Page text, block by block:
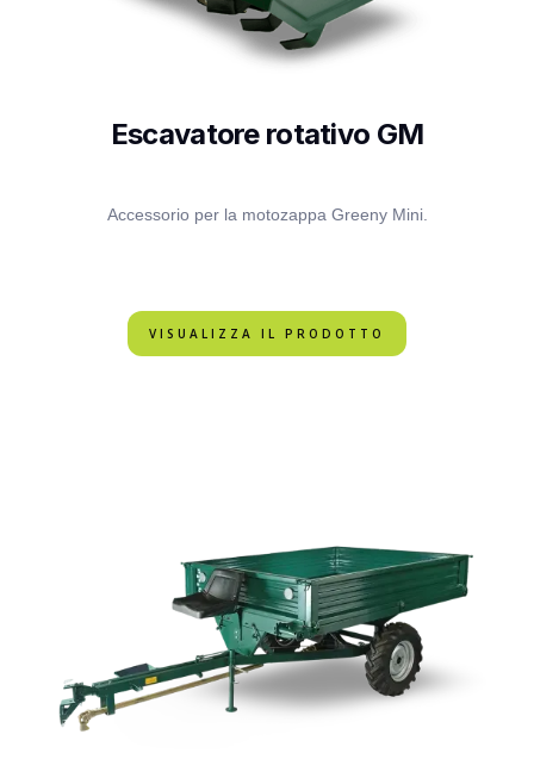
Escavatore rotativo GM
Accessorio per la motozappa Greeny Mini.
VISUALIZZA IL PRODOTTO